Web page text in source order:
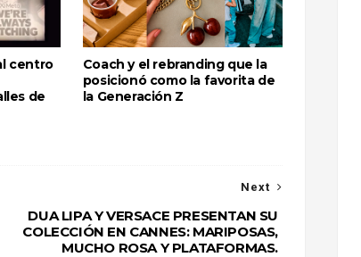
centro
de
Coach y el rebranding que la
posicionó como la favorita de
la Generación Z
Next
DUA LIPA Y VERSACE PRESENTAN SU
COLECCIÓN EN CANNES: MARIPOSAS,
MUCHO ROSA Y PLATAFORMAS.